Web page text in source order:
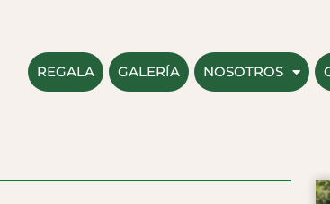
REGALA GALERÍA NOSOTROS